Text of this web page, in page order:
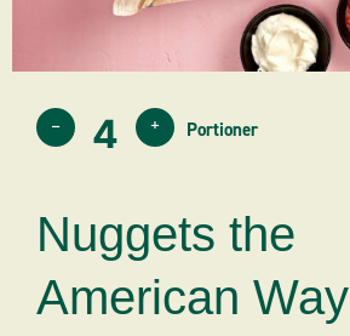
– +
Nuggets the
American Way